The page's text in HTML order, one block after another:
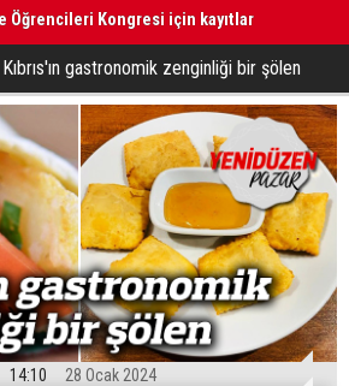
hayattan
Kıbrıs'ın gastronomik zenginliği bir şölen
14:10 28 Ocak 2024